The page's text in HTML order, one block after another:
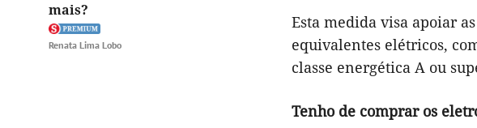
mais?
Renata Lima Lobo
Esta medida visa apoiar
equivalentes elétricos,
classe energética A ou
Tenho de comprar os